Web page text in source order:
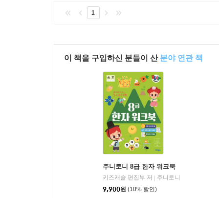
1
이 책을 구입하신 분들이 산 분야 연관 책
주니토니 8급 한자 워크북
키즈캐슬 편집부 저
주니토니
9,900원 (10% 할인)